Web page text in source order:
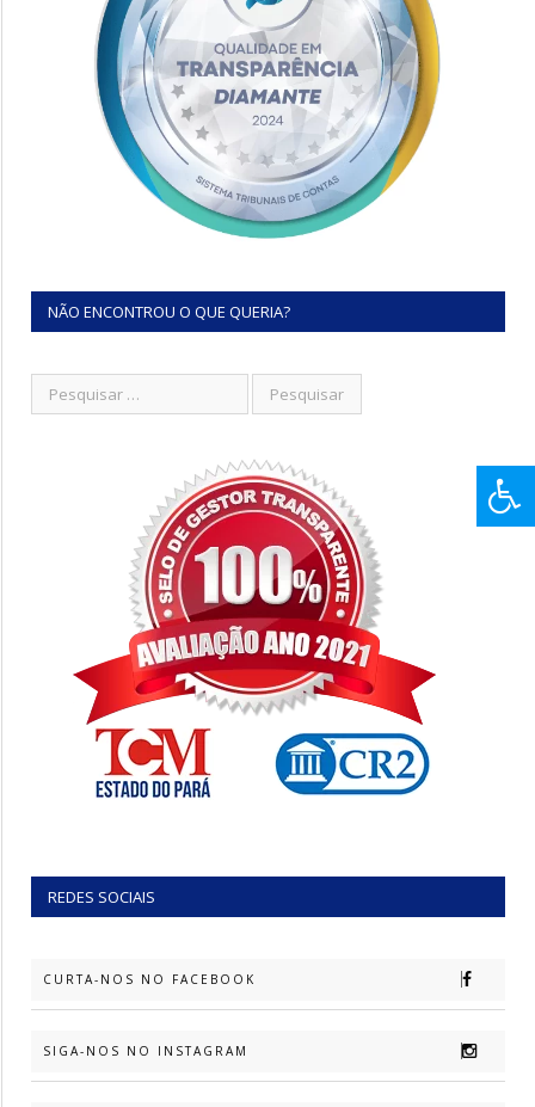
NÃO ENCONTROU O QUE QUERIA?
REDES SOCIAIS
CURTA-NOS NO FACEBOOK
SIGA-NOS NO INSTAGRAM